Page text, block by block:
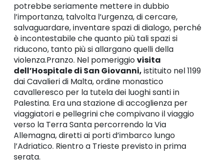
potrebbe seriamente mettere in dubbio
l’importanza, talvolta l’urgenza, di cercare,
salvaguardare, inventare spazi di dialogo, perché
è incontestabile che quanto più tali spazi si
riducono, tanto più si allargano quelli della
violenza.Pranzo. Nel pomeriggiovisita
dell’Hospitale di San Giovanni, istituito nel 1199
dai Cavalieri di Malta, ordine monastico
cavalleresco per la tutela dei luoghi santi in
Palestina. Era una stazione di accoglienza per
viaggiatori e pellegrini che compivano il viaggio
verso la Terra Santa percorrendo la Via
Allemagna, diretti ai porti d’imbarco lungo
l’Adriatico. Rientro a Trieste previsto in prima
serata.